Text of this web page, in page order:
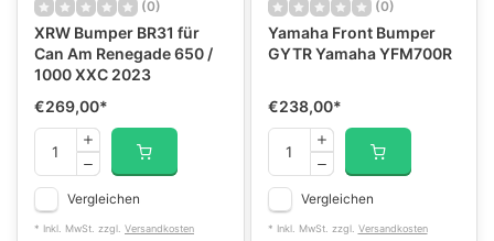
(0)
XRW Bumper BR31 für
Can Am Renegade 650 /
1000 XXC 2023
€269,00*
Vergleichen
* Inkl. MwSt. zzgl. Versandkosten
(0)
Yamaha Front Bumper
GYTR Yamaha YFM700R
€238,00*
Vergleichen
* Inkl. MwSt. zzgl. Versandkosten